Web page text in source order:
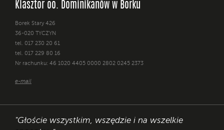
Klasztor oo. Dominikanów w Borku
Borek Stary 426
36-020 TYCZYN
tel. 017 230 20 61
tel. 017 229 80 16
Nr rachunku: 46 1020 4405 0000 2802 0245 2373
e-mail
"Głoście wszystkim, wszędzie i na wszelkie